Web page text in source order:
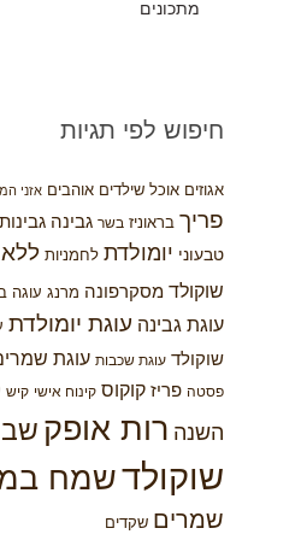
מתכונים
חיפוש לפי תגיות
אגוזים אוכל שילדים אוהבים אזני
פריך בראוניז בשר גבינה גבינות
טבעוני יומולדת לחמניות ללא
שוקולד מסקרפונה מרנג עוגה
עוגת גבינה עוגת יומולדת
שוקולד עוגת שכבות עוגת
פסטה פריז קוקוס קינוח אישי קיש
השנה רות אופק
שוקולדשמח
שמרים שקדים